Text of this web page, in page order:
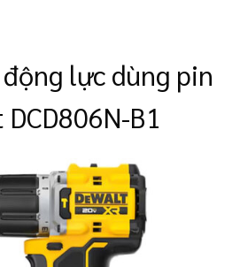
lực dùng pin
B1